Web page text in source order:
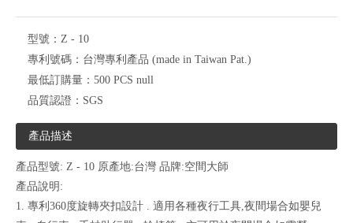
型號： Z - 10
專利號碼： 台灣專利產品 (made in Taiwan Pat.)
最低訂購量： 500 PCS null
品質認證： SGS
產品描述
產品型號: Z - 10 原產地:台灣 品牌:空間大師
產品說明:
1. 專利360度旋轉夾扣設計 . 適用各種夜行工具,夜間場合如嬰兒